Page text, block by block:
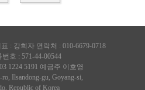
: 강희자 연락처 : 010-6679-0718
호 : 571-44-00544
1224 5191 예금주 이호영
Ilsandong-gu, Goyang-si,
Republic of Korea